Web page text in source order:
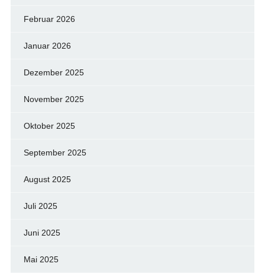
Februar 2026
Januar 2026
Dezember 2025
November 2025
Oktober 2025
September 2025
August 2025
Juli 2025
Juni 2025
Mai 2025